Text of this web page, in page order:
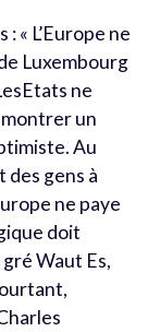
« L’Europe ne
Luxembourg
ne
un
Au
des gens à
ne paye
doit
Waut Es,